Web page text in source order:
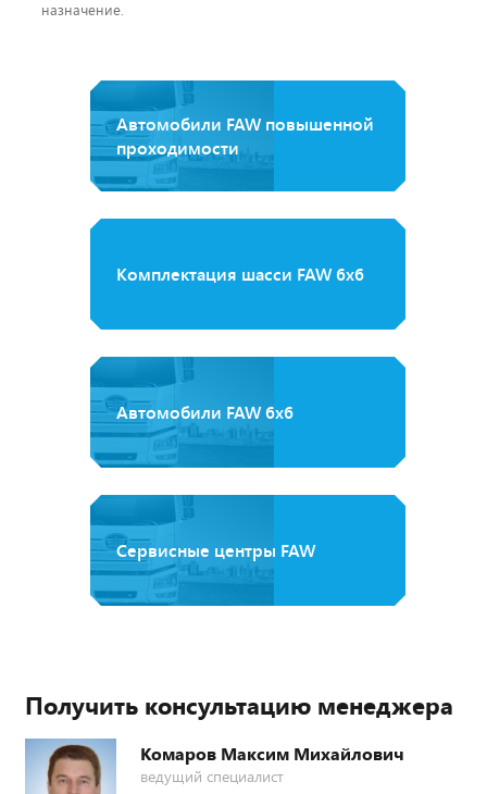
назначение.
Автомобили FAW повышенной
проходимости
Комплектация шасси FAW 6x6
Автомобили FAW 6х6
Сервисные центры FAW
Получить консультацию менеджера
Комаров Максим Михайлович
ведущий специалист